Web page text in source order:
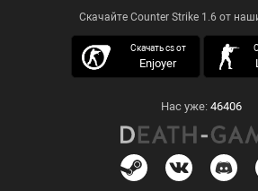
Скачайте Counter Strike 1.6 от
Скачать cs от
Enjoyer
Нас уже: 46406